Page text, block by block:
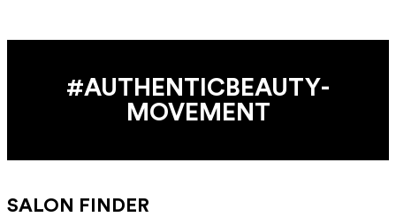
#AUTHENTIC­BEAUTY­
MOVEMENT
SALON FINDER